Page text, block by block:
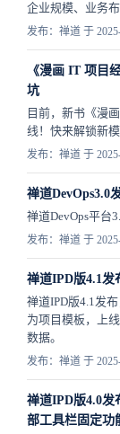
企业规模、业务
发布：禅道 于
《漫画 IT 项目
坑
目前，新书《漫
线！快来解锁新
发布：禅道 于
禅道DevOps3.0
禅道DevOps平台
发布：禅道 于
禅道IPD版4.1发
禅道IPD版4.1发
为项目模板，上
数据。
发布：禅道 于
禅道IPD版4.0发
部工具栏固定功